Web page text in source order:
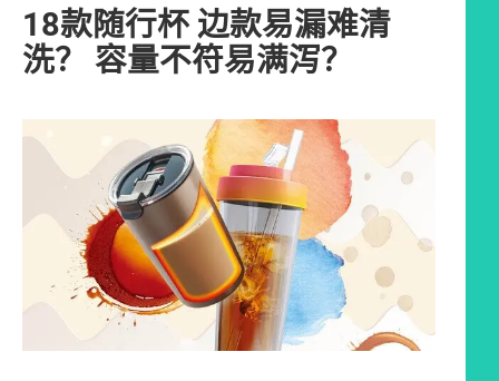
18款随行杯 边款易漏难清
洗？ 容量不符易满泻？